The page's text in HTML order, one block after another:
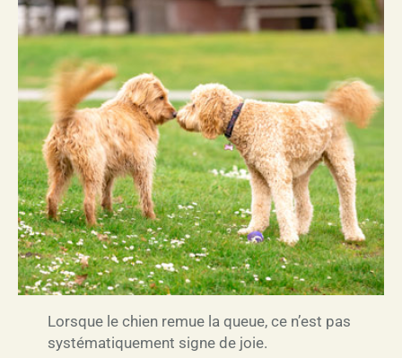
Lorsque le chien remue la queue, ce n’est pas
systématiquement signe de joie.